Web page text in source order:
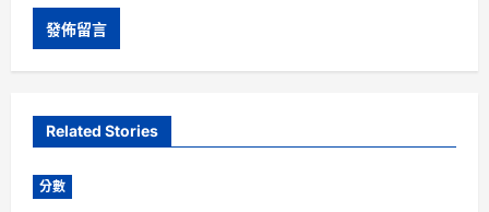
Related Stories
分數